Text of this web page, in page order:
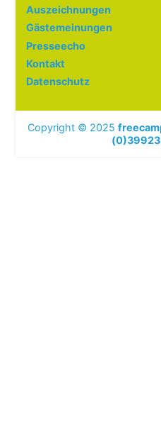
Auszeichnungen
Gästemeinungen
Presseecho
Kontakt
Datenschutz
Copyright © 2025